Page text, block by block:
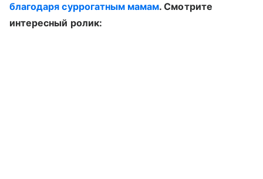
благодаря суррогатным мамам. Смотрите
интересный ролик: